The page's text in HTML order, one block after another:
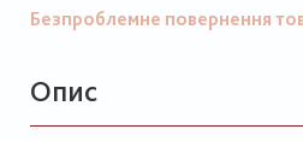
Безпроблемне повернення
Опис